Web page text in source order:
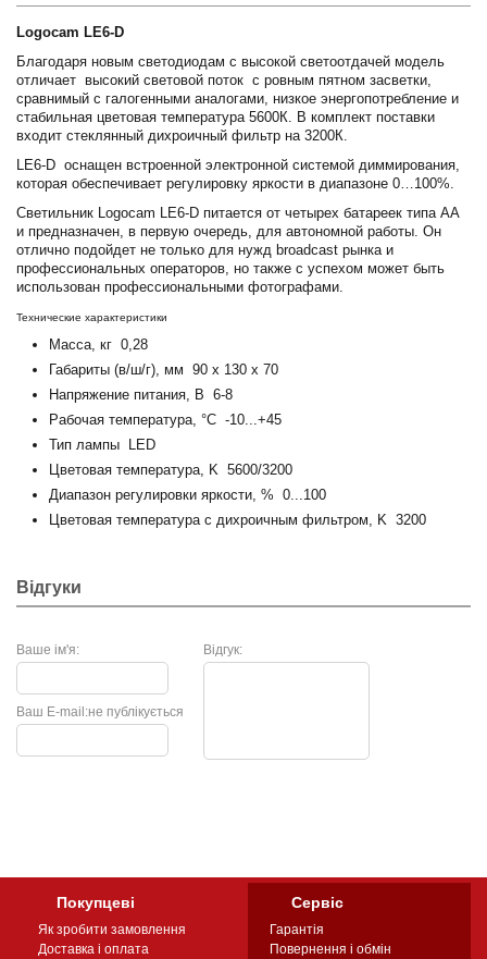
Logocam LE6-D
Благодаря новым светодиодам с высокой светоотдачей модель
отличает высокий световой поток с ровным пятном засветки,
сравнимый с галогенными аналогами, низкое энергопотребление и
стабильная цветовая температура 5600К. В комплект поставки
входит стеклянный дихроичный фильтр на 3200К.
LE6-D оснащен встроенной электронной системой диммирования,
которая обеспечивает регулировку яркости в диапазоне 0…100%.
Светильник Logocam LE6-D питается от четырех батареек типа АА
и предназначен, в первую очередь, для автономной работы. Он
отлично подойдет не только для нужд broadcast рынка и
профессиональных операторов, но также с успехом может быть
использован профессиональными фотографами.
Технические характеристики
Масса, кг 0,28
Габариты (в/ш/г), мм 90 х 130 х 70
Напряжение питания, В 6-8
Рабочая температура, °C -10...+45
Тип лампы LED
Цветовая температура, K 5600/3200
Диапазон регулировки яркости, % 0...100
Цветовая температура с дихроичным фильтром, K 3200
Відгуки
Ваше ім'я: Відгук:
не публікується
Ваш E-mail:
Покупцеві
Як зробити замовлення
Доставка і оплата
Сервіс
Гарантія
Повернення і обмін